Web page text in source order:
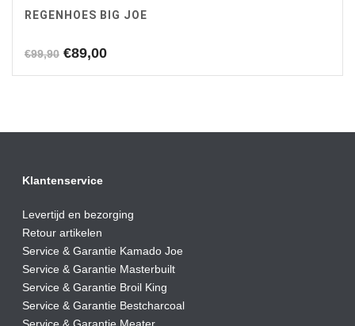
REGENHOES BIG JOE
€99,90 Oorspronkelijke
€89,00Huidige
Klantenservice
Levertijd en bezorging
Retour artikelen
Service & Garantie Kamado Joe
Service & Garantie Masterbuilt
Service & Garantie Broil King
Service & Garantie Bestcharcoal